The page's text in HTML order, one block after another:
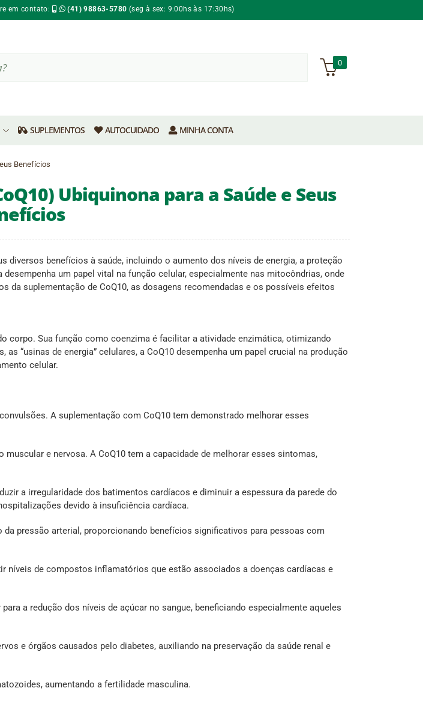
em contato: (41) 98863-5780 (seg à sex: 9:00hs às 17:30hs)
0
SUPLEMENTOS AUTOCUIDADO MINHA CONTA
Benefícios
Ubiquinona para a Saúde e Seus
diversos benefícios à saúde, incluindo o aumento dos níveis de energia, a proteção
um papel vital na função celular, especialmente nas mitocôndrias, onde
da suplementação de CoQ10, as dosagens recomendadas e os possíveis efeitos
corpo. Sua função como coenzima é facilitar a atividade enzimática, otimizando
“usinas de energia” celulares, a CoQ10 desempenha um papel crucial na produção
celular.
A suplementação com CoQ10 tem demonstrado melhorar esses
e nervosa. A CoQ10 tem a capacidade de melhorar esses sintomas,
a irregularidade dos batimentos cardíacos e diminuir a espessura da parede do
devido à insuficiência cardíaca.
da pressão arterial, proporcionando benefícios significativos para pessoas com
níveis de compostos inflamatórios que estão associados a doenças cardíacas e
a redução dos níveis de açúcar no sangue, beneficiando especialmente aqueles
e órgãos causados pelo diabetes, auxiliando na preservação da saúde renal e
aumentando a fertilidade masculina.